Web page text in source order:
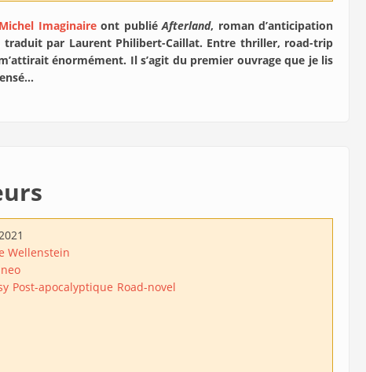
Imaginaireont publiéAfterland, roman d’anticipation
traduit par Laurent Philibert-Caillat. Entre thriller, road-trip
énormément. Il s’agit du premier ouvrage que je lis
Wellenstein
Post-apocalyptique Road-novel